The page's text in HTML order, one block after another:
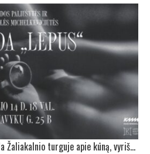
NEPADORŪS VAKARAI: Paroda Žaliakalnio turguje apie kūną, vyriškumą ir artumo patirtį